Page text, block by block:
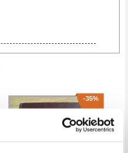
-35%